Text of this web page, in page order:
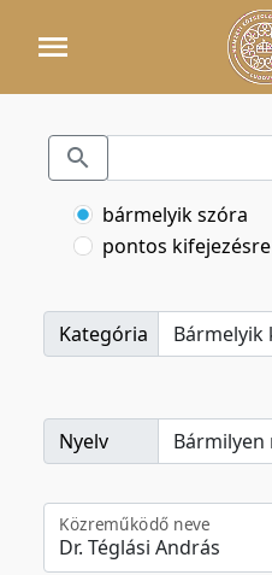
bármelyik szóra
pontos kifejezésre
Kategória
Nyelv
Közreműködő neve